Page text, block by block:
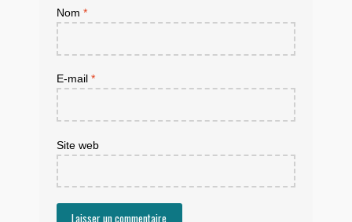
Nom *
E-mail *
Site web